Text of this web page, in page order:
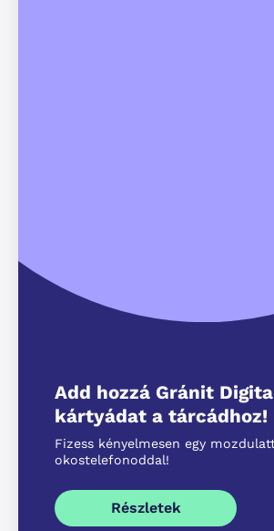
Add hozzá Gránit
kártyádat a tárcádhoz!
Fizess kényelmesen egy
okostelefonoddal!
Részletek